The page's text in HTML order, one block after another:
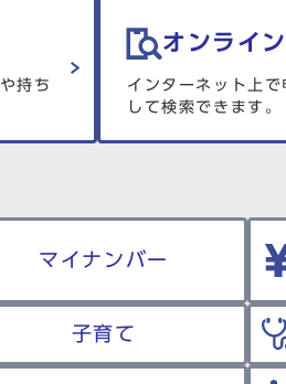
持ち
オンライ
インターネット上
して検索できます。
マイナンバー
子育て